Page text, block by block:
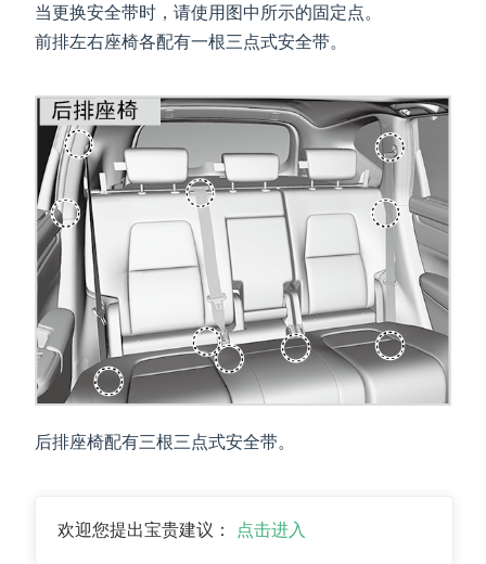
当更换安全带时，请使用图中所示的固定点。
前排左右座椅各配有一根三点式安全带。
后排座椅配有三根三点式安全带。
欢迎您提出宝贵建议： 点击进入